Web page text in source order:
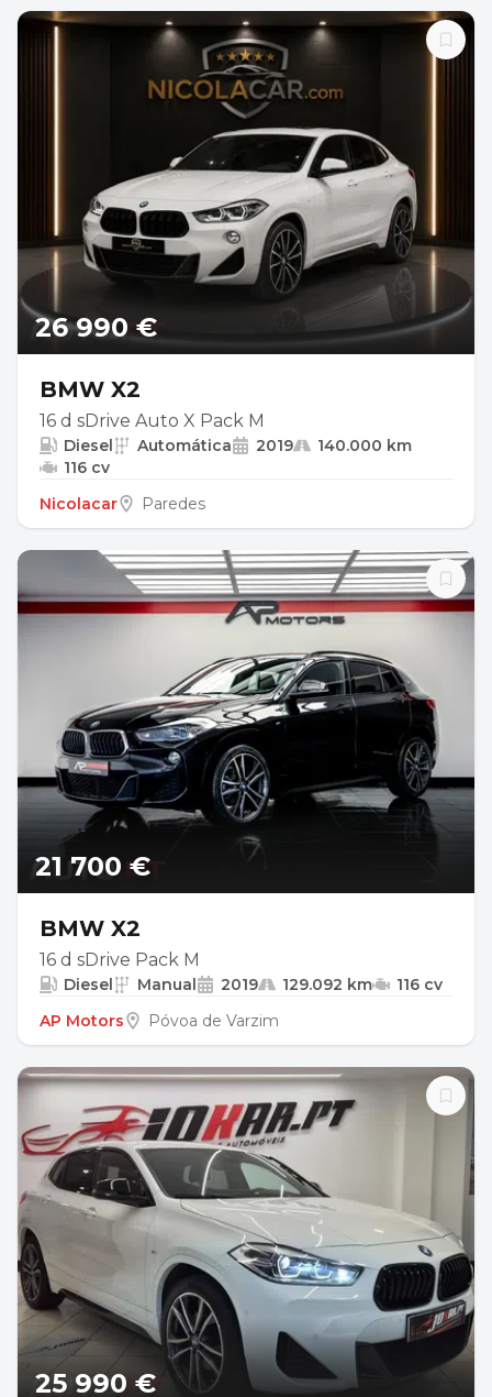
26 990 €
BMW X2
16 d sDrive Auto X Pack M
Diesel Automática 2019
140.000 km
116 cv
Nicolacar
Paredes
21 700 €
BMW X2
16 d sDrive Pack M
Diesel Manual 2019 129.092 km
116 cv
AP Motors
Póvoa de Varzim
25 990 €